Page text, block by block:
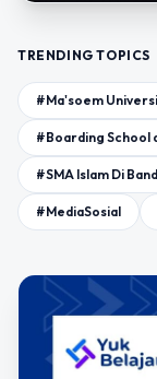
TRENDING TOPICS
#Ma'soem
#Boarding School
#SMA Islam Di
#MediaSosial